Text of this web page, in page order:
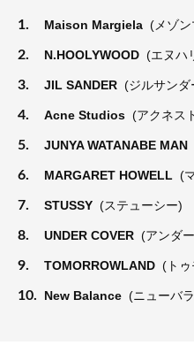
1. Maison Margiela (メゾン
2. N.HOOLYWOOD (エヌハ
3. JIL SANDER (ジルサンダ
4. Acne Studios (アクネス
5. JUNYA WATANABE MAN
6. MARGARET HOWELL (
7. STUSSY (ステューシー)
8. UNDER COVER (アンダ
9. TOMORROWLAND (トゥ
10. New Balance (ニューバ